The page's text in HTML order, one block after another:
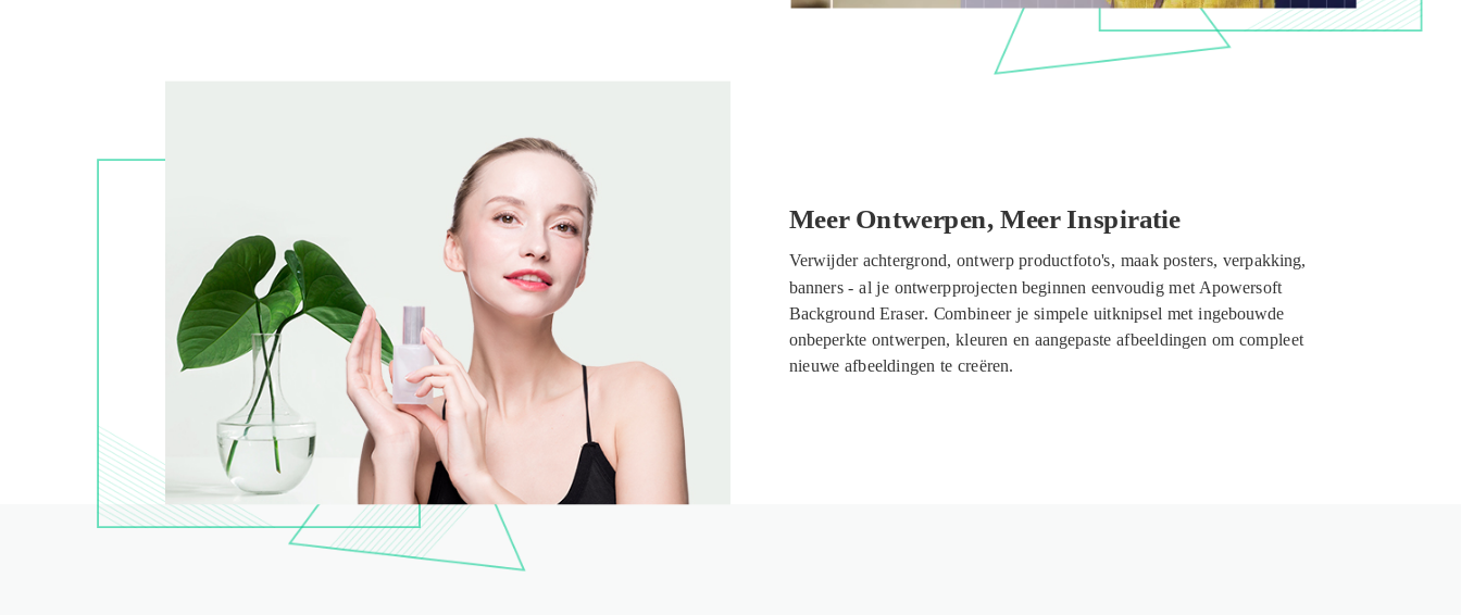
Meer Ontwerpen, Meer Inspiratie
Verwijder achtergrond, ontwerp productfoto's, maak posters, verpakking,
banners - al je ontwerpprojecten beginnen eenvoudig met Apowersoft
Background Eraser. Combineer je simpele uitknipsel met ingebouwde
onbeperkte ontwerpen, kleuren en aangepaste afbeeldingen om compleet
nieuwe afbeeldingen te creëren.